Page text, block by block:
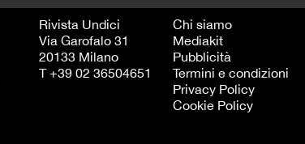
Rivista Undici
Via Garofalo 31
20133 Milano
T +39 02 36504651
Chi siamo
Mediakit
Pubblicità
Termini e condizioni
Privacy Policy
Cookie Policy